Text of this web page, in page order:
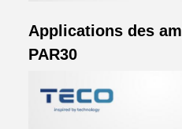
Applications des
PAR30